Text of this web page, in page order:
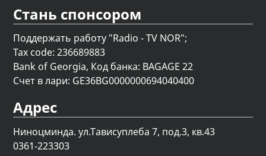
Стань спонсором
Поддержать работу "Radio - TV NOR";
Tax code: 236689883
Bank of Georgia, Код банка: BAGAGE 22
Счет в лари: GE36BG0000000694040400
Адрес
Ниноцминда. ул.Тависуплеба 7, под.3, кв.43
0361-223303